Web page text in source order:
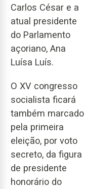
Carlos César e a
atual presidente
do Parlamento
açoriano, Ana
Luísa Luís.
O XV congresso
socialista ficará
também marcado
pela primeira
eleição, por voto
secreto, da figura
de presidente
honorário do